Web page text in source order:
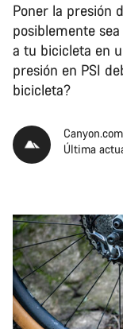
Poner la presión
posiblemente
a tu bicicleta en
presión en PSI
bicicleta?
Canyon.com
Última